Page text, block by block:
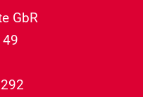
GbR